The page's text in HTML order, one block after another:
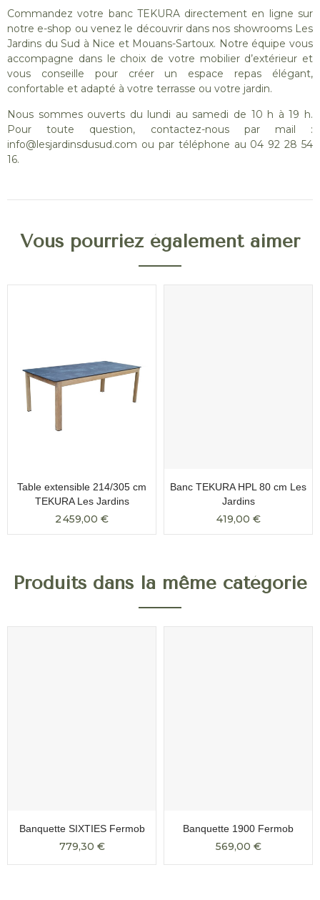
Commandez votre banc TEKURA directement en ligne sur
notre e-shop ou venez le découvrir dans nos showrooms Les
Jardins du Sud à Nice et Mouans-Sartoux. Notre équipe vous
accompagne dans le choix de votre mobilier d’extérieur et
vous conseille pour créer un espace repas élégant,
confortable et adapté à votre terrasse ou votre jardin.
Nous sommes ouverts du lundi au samedi de 10 h à 19 h.
Pour toute question, contactez-nous par mail :
info@lesjardinsdusud.com ou par téléphone au 04 92 28 54
16.
Vous pourriez également aimer
Table extensible 214/305 cm
TEKURA Les Jardins
2 459,00 €
Banc TEKURA HPL 80 cm Les
Jardins
419,00 €
Produits dans la même catégorie
Banquette SIXTIES Fermob
779,30 €
Banquette 1900 Fermob
569,00 €